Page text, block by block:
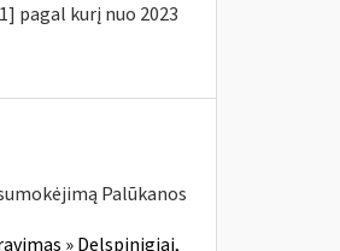
pagal kurį nuo 2023
Palūkanos
» Delspinigiai,